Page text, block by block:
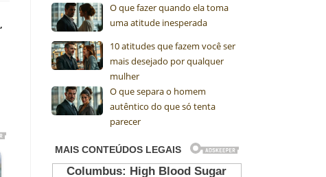
O que fazer quando ela toma
uma atitude inesperada
10 atitudes que fazem você ser
mais desejado por qualquer
mulher
O que separa o homem
autêntico do que só tenta
parecer